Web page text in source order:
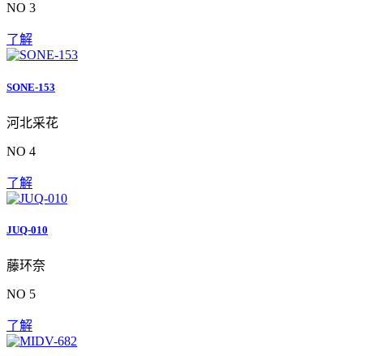
NO 3
了解
SONE-153
河北采花
NO 4
了解
JUQ-010
藤环奈
NO 5
了解